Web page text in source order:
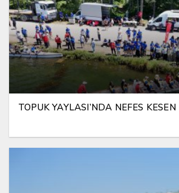
TOPUK YAYLASI’NDA NEFES